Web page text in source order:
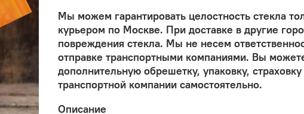
Мы можем гарантировать целостность стекла
курьером по Москве. При доставке в другие
повреждения стекла. Мы не несем
отправке транспортными компаниями. Вы
дополнительную обрешетку, упаковку,
транспортной компании самостоятельно.
Описание